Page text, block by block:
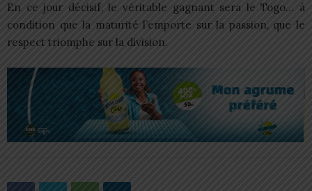
En ce jour décisif, le véritable gagnant sera le Togo… à
condition que la maturité l’emporte sur la passion, que le
respect triomphe sur la division.